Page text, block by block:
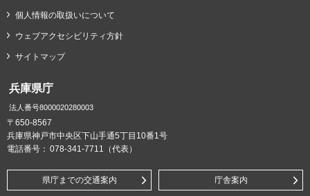
個人情報の取扱いについて
ウェブアクセシビリティ方針
サイトマップ
兵庫県庁
法人番号8000020280003
〒650-8567
兵庫県神戸市中央区下山手通5丁目10番1号
電話番号： 078-341-7711（代表）
県庁までの交通案内 庁舎案内